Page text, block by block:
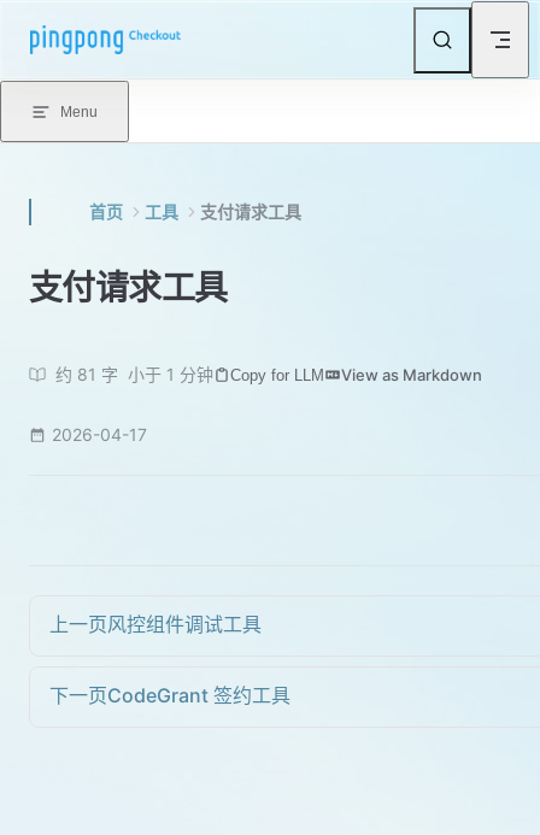
Skip to content
Menu
首页 工具 支付请求工具
支付请求工具
约 81 字 小于 1 分钟 Copy for LLM View as Markdown
2026-04-17
上一页风控组件调试工具
下一页CodeGrant 签约工具